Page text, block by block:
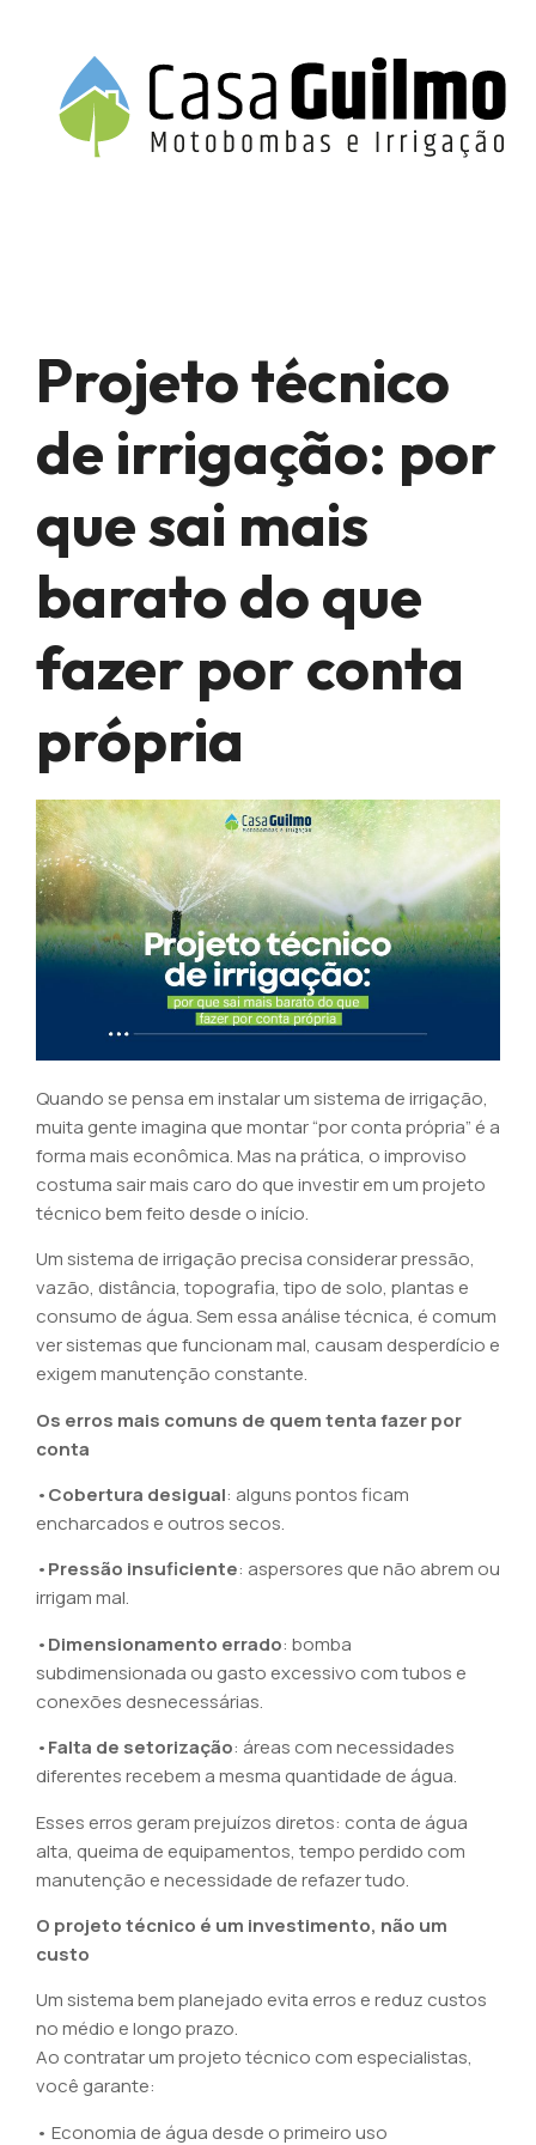
Projeto técnico
de irrigação: por
que sai mais
barato do que
fazer por conta
própria
Quando se pensa em instalar um sistema de irrigação,
muita gente imagina que montar “por conta própria” é a
forma mais econômica. Mas na prática, o improviso
costuma sair mais caro do que investir em um projeto
técnico bem feito desde o início.
Um sistema de irrigação precisa considerar pressão,
vazão, distância, topografia, tipo de solo, plantas e
consumo de água. Sem essa análise técnica, é comum
ver sistemas que funcionam mal, causam desperdício e
exigem manutenção constante.
Os erros mais comuns de quem tenta fazer por
conta
•Cobertura desigual: alguns pontos ficam
encharcados e outros secos.
•Pressão insuficiente: aspersores que não abrem ou
irrigam mal.
•Dimensionamento errado: bomba
subdimensionada ou gasto excessivo com tubos e
conexões desnecessárias.
•Falta de setorização: áreas com necessidades
diferentes recebem a mesma quantidade de água.
Esses erros geram prejuízos diretos: conta de água
alta, queima de equipamentos, tempo perdido com
manutenção e necessidade de refazer tudo.
O projeto técnico é um investimento, não um
custo
Um sistema bem planejado evita erros e reduz custos
no médio e longo prazo.
Ao contratar um projeto técnico com especialistas,
você garante:
• Economia de água desde o primeiro uso